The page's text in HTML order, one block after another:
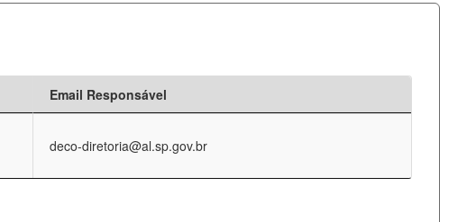
Email Responsável
deco-diretoria@al.sp.gov.br